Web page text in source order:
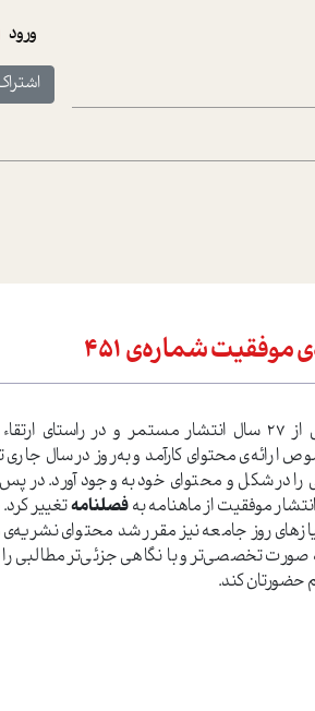
ورود
شماره‌ی 451
پس از ۲۷ سال انتشار مستمر و در راستای
ارائه‌ی محتوای کارآمد و به‌روز در سال جاری
را در شکل و محتوای خود به وجود آورد. در
موفقیت از ماهنامه بهفصلنامهتغییر
روز جامعه نیز مقرر شد محتوای
تخصصی‌تر و با نگاهی جزئی‌تر مطالبی
حضورتان کند.